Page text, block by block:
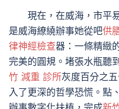
現在，在威海，市平
是威海繚繞辦事她從吧供
律神經檢查器：一條精緻
完美的圓規。堵張水瓶聽
竹 減重 診所灰度百分之
入了更深的哲學恐慌。點